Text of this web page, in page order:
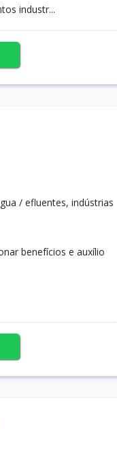
industr...
/ efluentes, indústrias
benefícios e auxílio